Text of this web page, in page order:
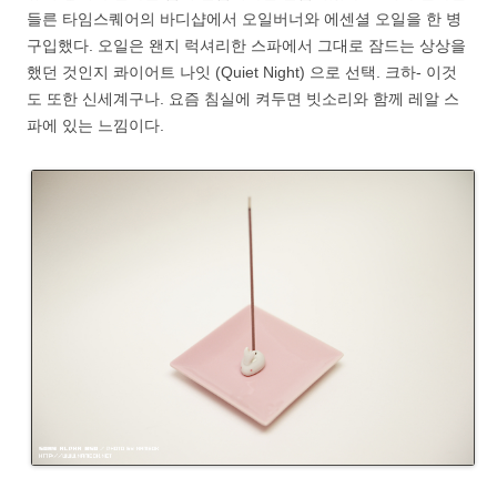
들른 타임스퀘어의 바디샵에서 오일버너와 에센셜 오일을 한 병
구입했다. 오일은 왠지 럭셔리한 스파에서 그대로 잠드는 상상을
했던 것인지 콰이어트 나잇 (Quiet Night) 으로 선택. 크하- 이것
도 또한 신세계구나. 요즘 침실에 켜두면 빗소리와 함께 레알 스
파에 있는 느낌이다.